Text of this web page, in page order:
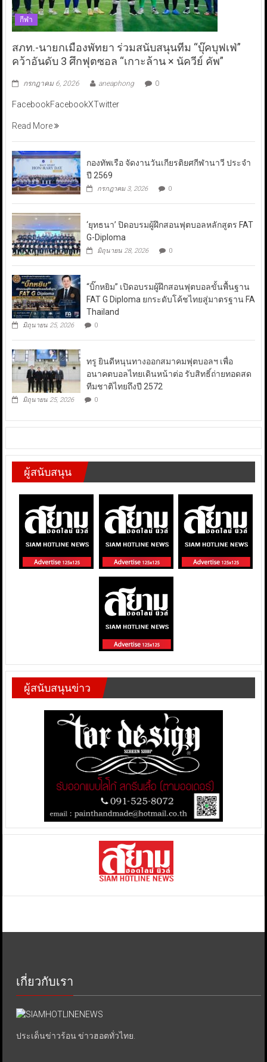
กีฬา
สภท.-นายกเมืองพัทยา ร่วมสนับสนุนทีม “บุ๊คบุฟเฟ่”
คว้าอันดับ 3 ศึกฟุตซอล “เกาะล้าน × นัควีย์ คัพ”
กรกฎาคม 6, 2026 aneaphong 0
FacebookFacebookXTwitter
Read More
กองทัพเรือ จัดงานวันเกียรติยศกีฬานาวี ประจำ
ปี 2569
กรกฎาคม 3, 2026 0
‘ยุทธนา’ ปิดอบรมผู้ฝึกสอนฟุตบอลหลักสูตร FAT
G-Diploma
มิถุนายน 28, 2026 0
“บิ๊กหยิม” เปิดอบรมผู้ฝึกสอนฟุตบอลขั้นพื้นฐาน
FAT G Diploma ยกระดับโค้ชไทยสู่มาตรฐาน FA
Thailand
มิถุนายน 25, 2026 0
ทรู ยินดีหนุนทางออกสมาคมฟุตบอลฯ เพื่อ
อนาคตบอลไทยเดินหน้าต่อ รับสิทธิ์ถ่ายทอดสด
ทีมชาติไทยถึงปี 2572
มิถุนายน 25, 2026 0
ผู้สนับสนุน
ผู้สนับสนุนข่าว
เกี่ยวกับเรา
ประเด็นข่าวร้อน ข่าวฮอตทั่วไทย.